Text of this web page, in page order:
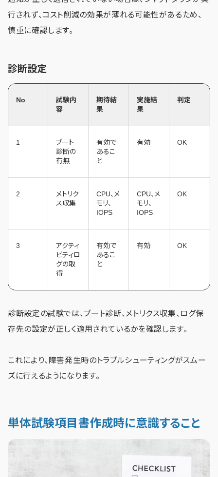
行されず、コスト削減の効果が薄れる可能性があるため、
慎重に確認します。
診断設定
No
試験内
容
期待結
果
実施結
果
判定
1
ブート
診断の
有無
有効で
あるこ
と
有効 OK
2
メトリク
ス収集
CPU、メ
モリ、
IOPS
CPU、メ
モリ、
IOPS
OK
3
アクティ
ビティロ
グの取
得
有効で
あるこ
と
有効 OK
診断設定の試験では、ブート診断、メトリクス収集、ログ保
存先の設定が正しく適用されているかを確認します。
これにより、障害発生時のトラブルシューティングがスムー
ズに行えるようになります。
単体試験項目書作成時に意識すること